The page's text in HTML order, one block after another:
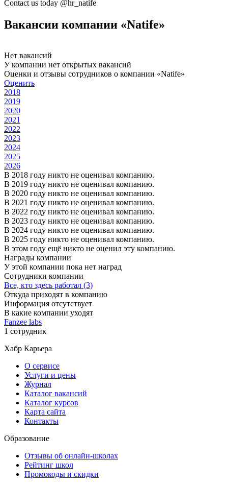
Contact us today @hr_natife
Вакансии компании «Natife»
Нет вакансий
У компании нет открытых вакансий
Оценки и отзывы сотрудников о компании «Natife»
Оценить
2018
2019
2020
2021
2022
2023
2024
2025
2026
В 2018 году никто не оценивал компанию.
В 2019 году никто не оценивал компанию.
В 2020 году никто не оценивал компанию.
В 2021 году никто не оценивал компанию.
В 2022 году никто не оценивал компанию.
В 2023 году никто не оценивал компанию.
В 2024 году никто не оценивал компанию.
В 2025 году никто не оценивал компанию.
В этом году ещё никто не оценил эту компанию.
Награды компании
У этой компании пока нет наград
Сотрудники компании
Все, кто здесь работал (3)
Откуда приходят в компанию
Информация отсутствует
В какие компании уходят
Fanzee labs
1 сотрудник
Хабр Карьера
О сервисе
Услуги и цены
Журнал
Каталог вакансий
Каталог курсов
Карта сайта
Контакты
Образование
Отзывы об онлайн-школах
Рейтинг школ
Промокоды и скидки